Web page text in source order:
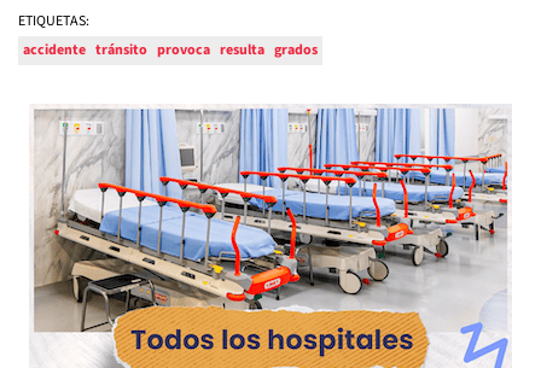
ETIQUETAS:
accidente tránsito provoca resulta grados